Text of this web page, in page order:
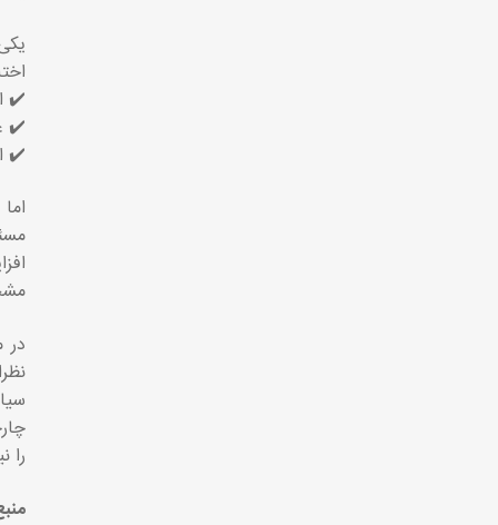
✔️
✔️
✔️
در
را